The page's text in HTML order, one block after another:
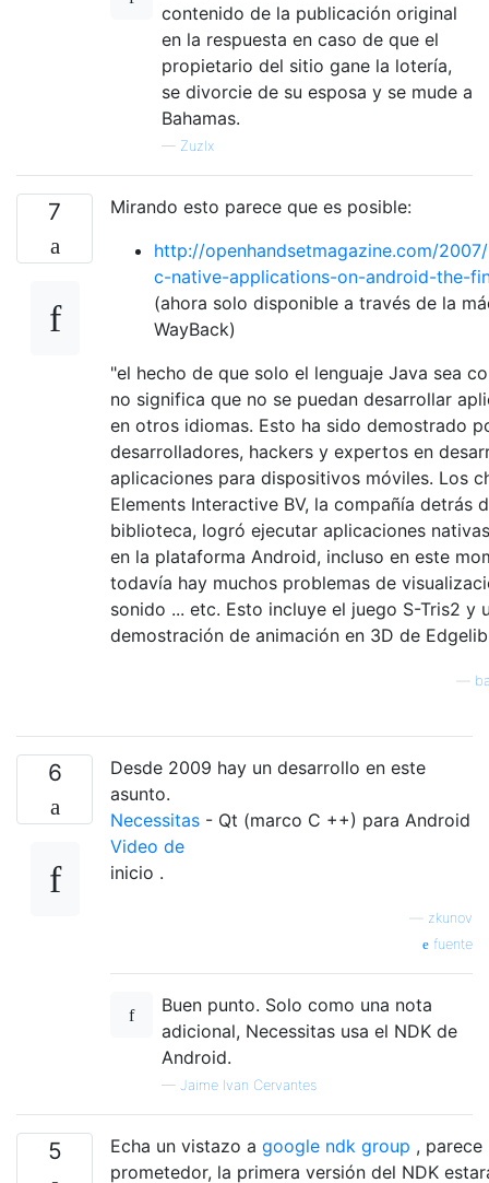
contenido de la publicación original
en la respuesta en caso de que el
propietario del sitio gane la lotería,
se divorcie de su esposa y se mude a
Bahamas.
— Zuzlx
7
Mirando esto parece que es posible:
http://openhandsetmagazine.com/
c-native-applications-on-android-the-
(ahora solo disponible a través de la
WayBack)
"el hecho de que solo el lenguaje Java sea
no significa que no se puedan desarrollar
en otros idiomas. Esto ha sido demostrado
desarrolladores, hackers y expertos en
aplicaciones para dispositivos móviles. Los
Elements Interactive BV, la compañía detrás
biblioteca, logró ejecutar aplicaciones
en la plataforma Android, incluso en este
todavía hay muchos problemas de
sonido ... etc. Esto incluye el juego S-Tris2 y
demostración de animación en 3D de
6
Desde 2009 hay un desarrollo en este
asunto.
Necessitas - Qt (marco C ++) para Android
Video de
inicio .
zkunov
fuente
Buen punto. Solo como una nota
adicional, Necessitas usa el NDK de
Android.
— Jaime Ivan Cervantes
5 Echa un vistazo a google ndk group , parece
prometedor, la primera versión del NDK